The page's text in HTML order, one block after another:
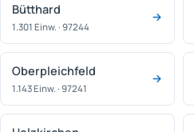
Bütthard
1.301 Einw. · 97244
Oberpleichfeld
1.143 Einw. · 97241